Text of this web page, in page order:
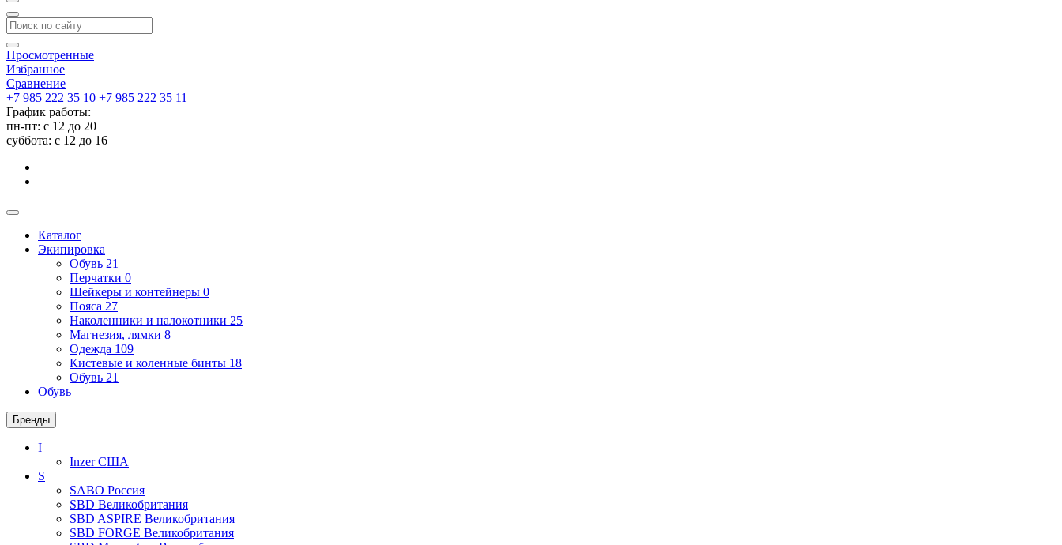
Просмотренные
Избранное
Сравнение
+7 985 222 35 10 +7 985 222 35 11
График работы:
пн-пт: с 12 до 20
суббота: c 12 до 16
Каталог
Экипировка
Обувь 21
Перчатки 0
Шейкеры и контейнеры 0
Пояса 27
Наколенники и налокотники 25
Магнезия, лямки 8
Одежда 109
Кистевые и коленные бинты 18
Обувь 21
Обувь
Бренды
I
InzerСША
S
SABO Россия
SBD Великобритания
SBD ASPIRE Великобритания
SBD FORGE Великобритания